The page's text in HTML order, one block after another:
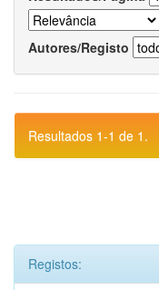
Autores/Registo
Resultados 1-1 de 1.
Registos: